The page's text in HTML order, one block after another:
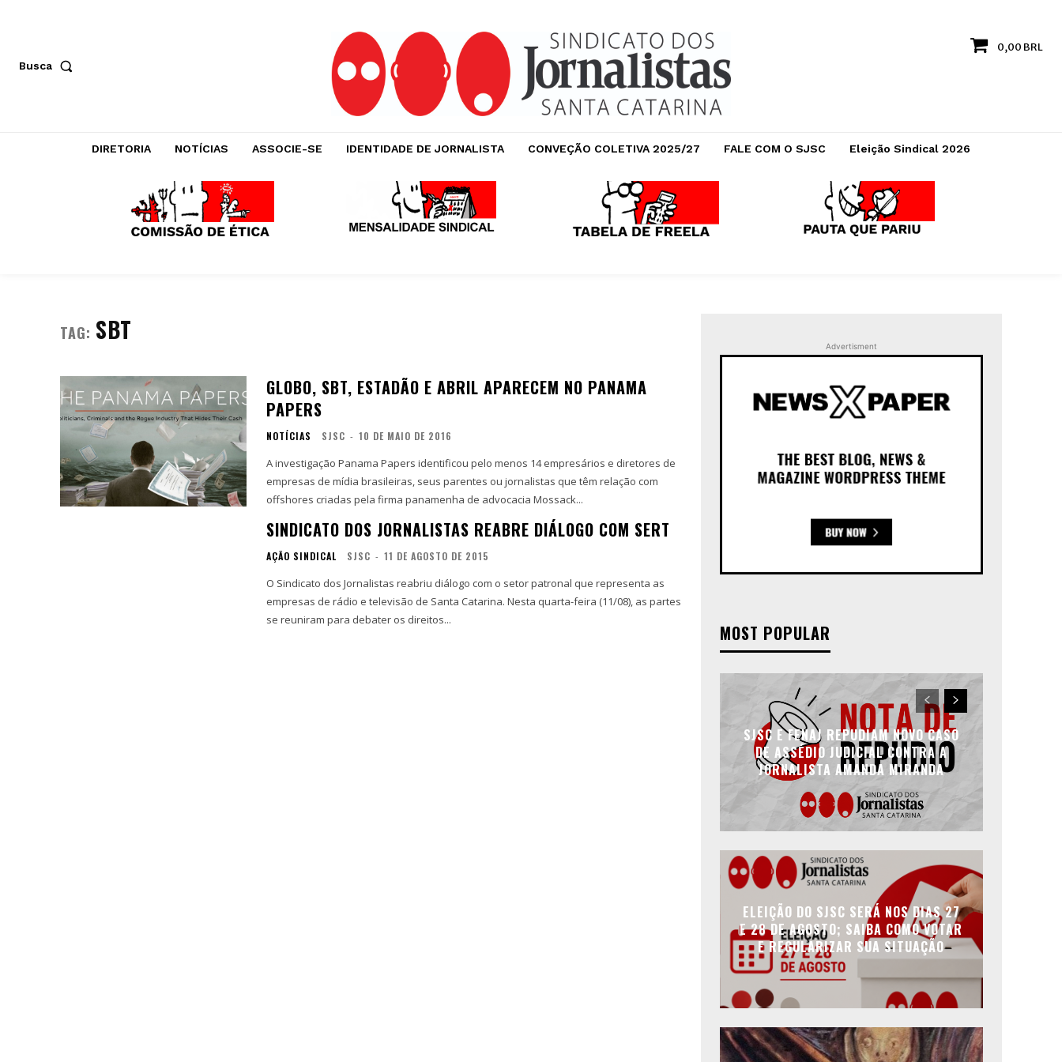
Busca
0,00 BRL
DIRETORIA NOTÍCIAS ASSOCIE-SE IDENTIDADE DE JORNALISTA CONVEÇÃO COLETIVA 2025/27 FALE COM O SJSC Eleição Sindical 2026
TAG: SBT
GLOBO, SBT, ESTADÃO E ABRIL APARECEM NO PANAMA
PAPERS
NOTÍCIAS SJSC - 10 DE MAIO DE 2016
A investigação Panama Papers identificou pelo menos 14 empresários e diretores de
empresas de mídia brasileiras, seus parentes ou jornalistas que têm relação com
offshores criadas pela firma panamenha de advocacia Mossack...
SINDICATO DOS JORNALISTAS REABRE DIÁLOGO COM SERT
AÇÃO SINDICAL SJSC - 11 DE AGOSTO DE 2015
O Sindicato dos Jornalistas reabriu diálogo com o setor patronal que representa as
empresas de rádio e televisão de Santa Catarina. Nesta quarta-feira (11/08), as partes
se reuniram para debater os direitos...
Advertisment
MOST POPULAR
SJSC E FENAJ REPUDIAM NOVO CASO
DE ASSÉDIO JUDICIAL CONTRA A
JORNALISTA AMANDA MIRANDA
ELEIÇÃO DO SJSC SERÁ NOS DIAS 27
E 28 DE AGOSTO; SAIBA COMO VOTAR
E REGULARIZAR SUA SITUAÇÃO